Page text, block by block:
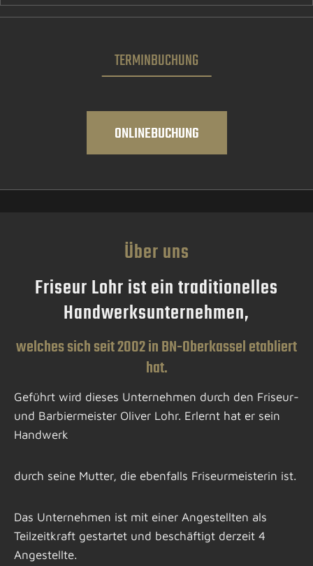
TERMINBUCHUNG
ONLINEBUCHUNG
Über uns
Friseur Lohr ist ein traditionelles
Handwerksunternehmen,
welches sich seit 2002 in BN-Oberkassel etabliert
hat.
Geführt wird dieses Unternehmen durch den Friseur-
und Barbiermeister Oliver Lohr. Erlernt hat er sein
Handwerk
durch seine Mutter, die ebenfalls Friseurmeisterin ist.
Das Unternehmen ist mit einer Angestellten als
Teilzeitkraft gestartet und beschäftigt derzeit 4
Angestellte.